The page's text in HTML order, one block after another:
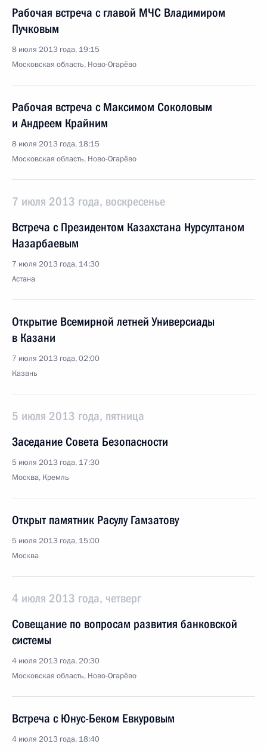
Рабочая встреча с главой МЧС Владимиром
Пучковым
8 июля 2013 года, 19:15
Московская область, Ново-Огарёво
Рабочая встреча с Максимом Соколовым
и Андреем Крайним
8 июля 2013 года, 18:15
Московская область, Ново-Огарёво
7 июля 2013 года, воскресенье
Встреча с Президентом Казахстана Нурсултаном
Назарбаевым
7 июля 2013 года, 14:30
Астана
Открытие Всемирной летней Универсиады
в Казани
7 июля 2013 года, 02:00
Казань
5 июля 2013 года, пятница
Заседание Совета Безопасности
5 июля 2013 года, 17:30
Москва, Кремль
Открыт памятник Расулу Гамзатову
5 июля 2013 года, 15:00
Москва
4 июля 2013 года, четверг
Совещание по вопросам развития банковской
системы
4 июля 2013 года, 20:30
Московская область, Ново-Огарёво
Встреча с Юнус-Беком Евкуровым
4 июля 2013 года, 18:40